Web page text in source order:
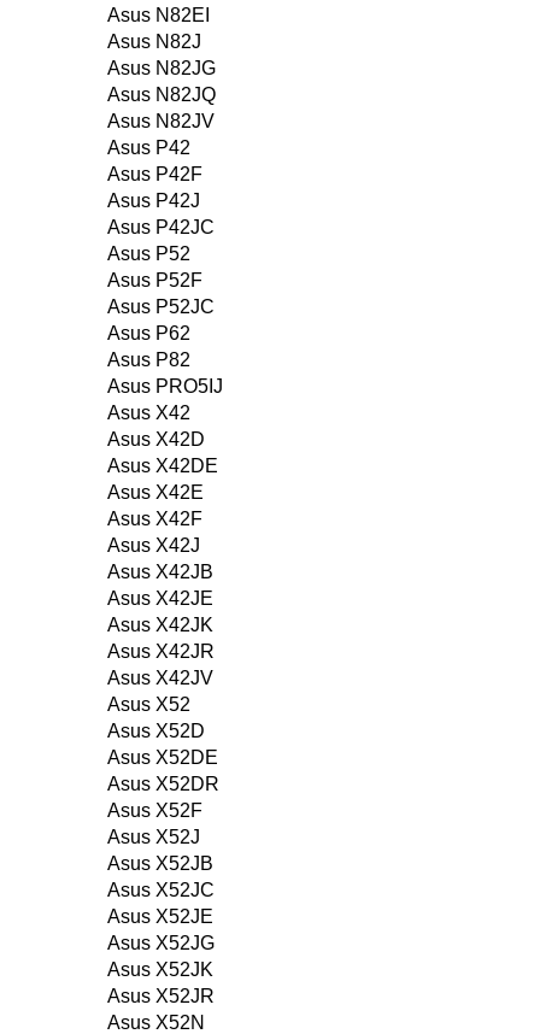
Asus N82EI
Asus N82J
Asus N82JG
Asus N82JQ
Asus N82JV
Asus P42
Asus P42F
Asus P42J
Asus P42JC
Asus P52
Asus P52F
Asus P52JC
Asus P62
Asus P82
Asus PRO5IJ
Asus X42
Asus X42D
Asus X42DE
Asus X42E
Asus X42F
Asus X42J
Asus X42JB
Asus X42JE
Asus X42JK
Asus X42JR
Asus X42JV
Asus X52
Asus X52D
Asus X52DE
Asus X52DR
Asus X52F
Asus X52J
Asus X52JB
Asus X52JC
Asus X52JE
Asus X52JG
Asus X52JK
Asus X52JR
Asus X52N